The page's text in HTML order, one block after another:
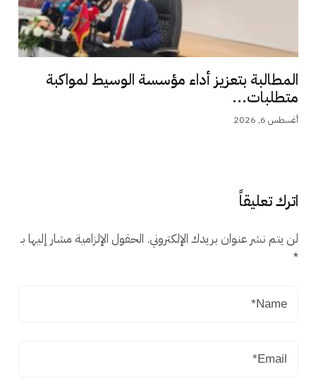
المطالبة بتعزيز أداء مؤسسة الوسيط لمواكبة
متطلبات...
أغسطس 6, 2026
اترك تعليقاً
لن يتم نشر عنوان بريدك الإلكتروني. الحقول الإلزامية مشار إليها بـ
*